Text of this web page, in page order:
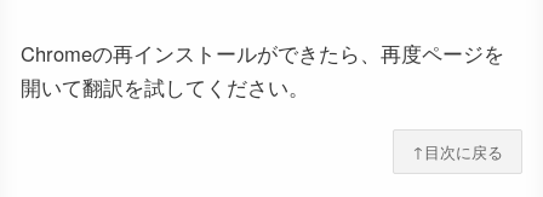
Chromeの再インストールができたら、再度ページを
開いて翻訳を試してください。
↑目次に戻る